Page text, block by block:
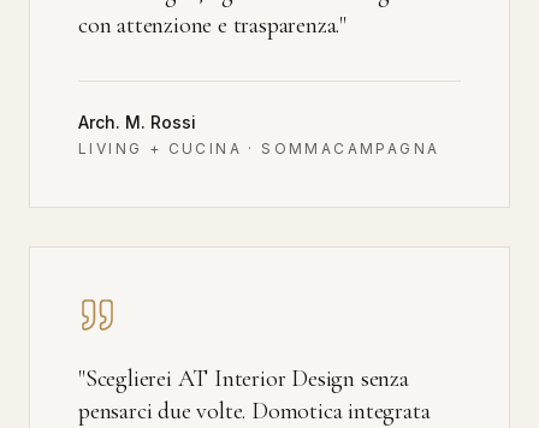
con attenzione e trasparenza."
Arch. M. Rossi
LIVING + CUCINA · SOMMACAMPAGNA
"Sceglierei AT Interior Design senza
pensarci due volte. Domotica integrata